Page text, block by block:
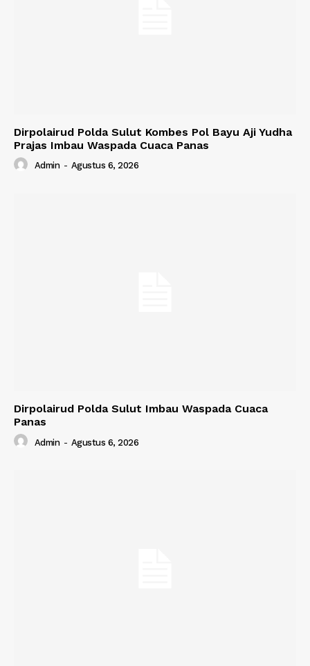
Dirpolairud Polda Sulut Kombes Pol Bayu Aji Yudha
Prajas Imbau Waspada Cuaca Panas
Admin - Agustus 6, 2026
Dirpolairud Polda Sulut Imbau Waspada Cuaca
Panas
Admin - Agustus 6, 2026